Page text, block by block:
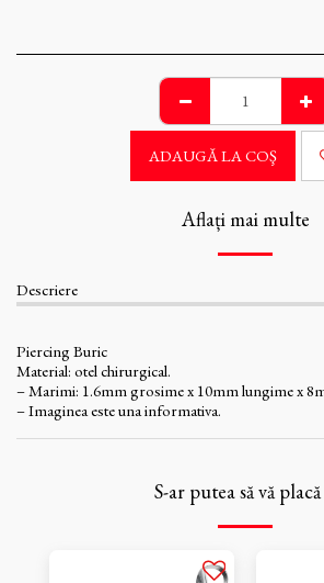
ADAUGĂ LA COŞ
Aflați mai multe
Descriere
Piercing Buric
Material: otel chirurgical.
– Marimi: 1.6mm grosime x 10mm lungime x
– Imaginea este una informativa.
S-ar putea să vă placă